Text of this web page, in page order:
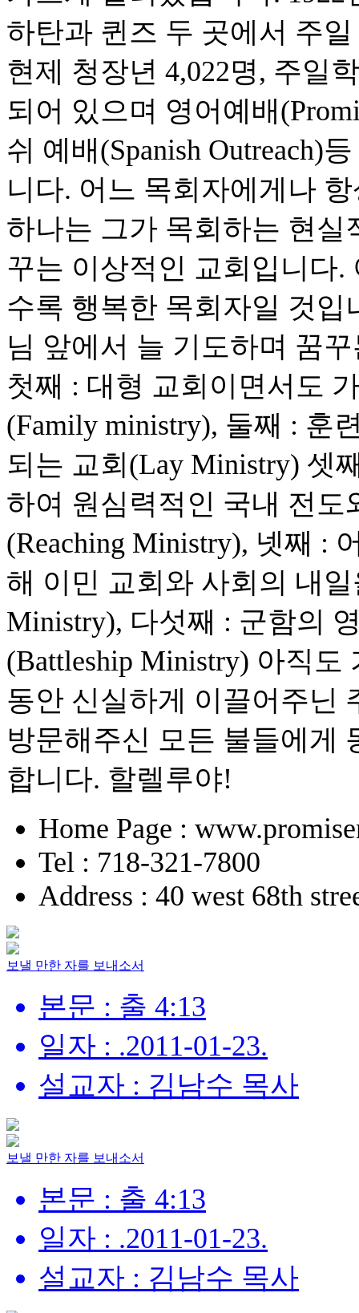
하탄과 퀸즈 두 곳에서 주
현제 청장년 4,022명, 주일
되어 있으며 영어예배
쉬 예배(Spanish Outreach)
니다. 어느 목회자에게나
하나는 그가 목회하는 현
꾸는 이상적인 교회입니다
수록 행복한 목회자일 것
님 앞에서 늘 기도하며 꿈
첫째 : 대형 교회이면서도
(Family ministry), 둘째 : 훈
되는 교회(Lay Ministry) 셋
하여 원심력적인 국내 전
(Reaching Ministry), 넷째 :
해 이민 교회와 사회의 내
Ministry), 다섯째 : 군함의
(Battleship Ministry) 아직
동안 신실하게 이끌어주닌
방문해주신 모든 불들에게
합니다. 할렐루야!
Home Page :
Tel : 718-321-7800
Address : 40 west 68th
보낼 만한 자를 보내소서
본문 : 출 4:13
일자 : .2011-01-23.
설교자 : 김남수 목사
보낼 만한 자를 보내소서
본문 : 출 4:13
일자 : .2011-01-23.
설교자 : 김남수 목사